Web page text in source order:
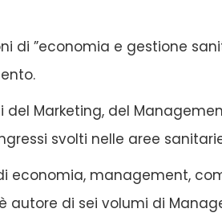
di ”economia e gestione
Marketing, del
svolti nelle aree
economia, management,
autore di sei volumi di